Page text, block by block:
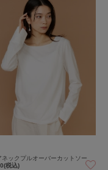
ネックプルオーバーカットソー
税込)